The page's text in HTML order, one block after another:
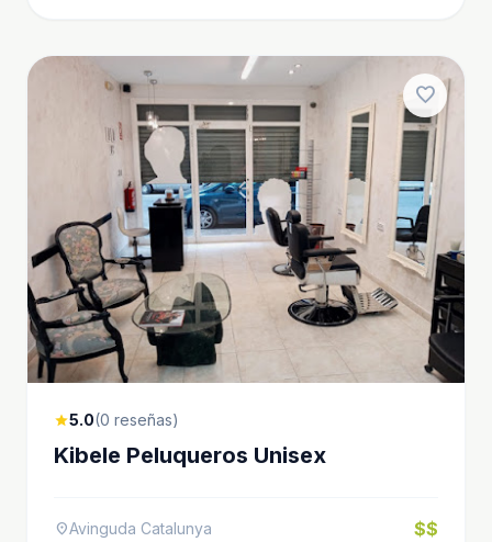
favorite
star5.0(0 reseñas)
Kibele Peluqueros Unisex
location_onAvinguda Catalunya $$